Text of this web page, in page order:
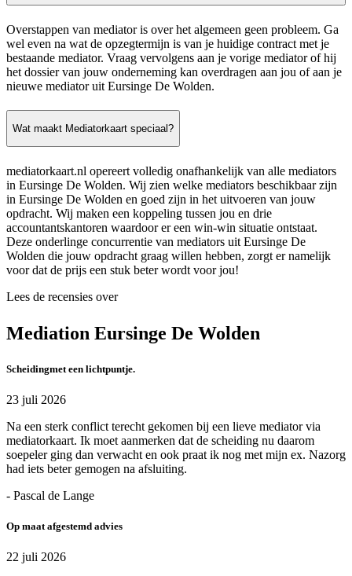
Overstappen van mediator is over het algemeen geen probleem. Ga
wel even na wat de opzegtermijn is van je huidige contract met je
bestaande mediator. Vraag vervolgens aan je vorige mediator of hij
het dossier van jouw onderneming kan overdragen aan jou of aan je
nieuwe mediator uit Eursinge De Wolden.
Wat maakt Mediatorkaart speciaal?
mediatorkaart.nl opereert volledig onafhankelijk van alle mediators
in Eursinge De Wolden. Wij zien welke mediators beschikbaar zijn
in Eursinge De Wolden en goed zijn in het uitvoeren van jouw
opdracht. Wij maken een koppeling tussen jou en drie
accountantskantoren waardoor er een win-win situatie ontstaat.
Deze onderlinge concurrentie van mediators uit Eursinge De
Wolden die jouw opdracht graag willen hebben, zorgt er namelijk
voor dat de prijs een stuk beter wordt voor jou!
Lees de recensies over
Mediation Eursinge De Wolden
Scheidingmet een lichtpuntje.
23 juli 2026
Na een sterk conflict terecht gekomen bij een lieve mediator via
mediatorkaart. Ik moet aanmerken dat de scheiding nu daarom
soepeler ging dan verwacht en ook praat ik nog met mijn ex. Nazorg
had iets beter gemogen na afsluiting.
- Pascal de Lange
Op maat afgestemd advies
22 juli 2026